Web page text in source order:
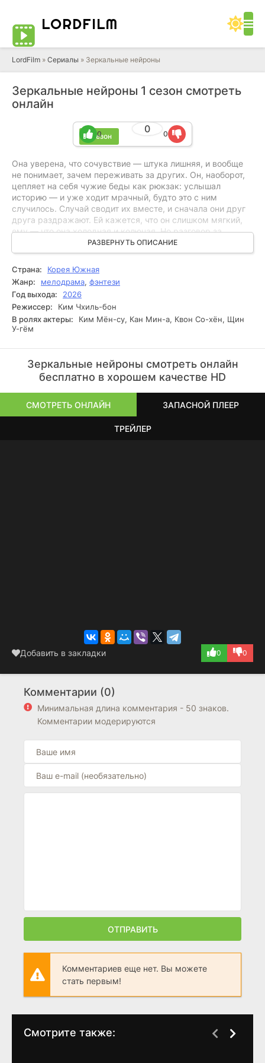
LORDFILM
LordFilm » Сериалы » Зеркальные нейроны
Зеркальные нейроны 1 сезон смотреть
онлайн
1 сезон
0
0 0
Она уверена, что сочувствие — штука лишняя, и вообще
не понимает, зачем переживать за других. Он, наоборот,
цепляет на себя чужие беды как рюкзак: услышал
историю — и уже ходит мрачный, будто это с ним
случилось. Случай сводит их вместе, и сначала они друг
друга раздражают. Ей кажется, что он слишком мягкий,
ему — что она холодная и колючая. Но разговор за
разговором, какие-то мелочи, смешные ситуации… и
внезапно между ними проскакивает искра. Не громкая,
без пафоса. Просто становится приятно быть рядом.
РАЗВЕРНУТЬ ОПИСАНИЕ
Страна:
Корея Южная
Жанр:
мелодрама, фэнтези
Год выхода:
2026
Режиссер:
Ким Чхиль-бон
В ролях актеры:
Ким Мён-су, Кан Мин-а, Квон Со-хён, Щин
У-гём
Зеркальные нейроны смотреть онлайн
бесплатно в хорошем качестве HD
СМОТРЕТЬ ОНЛАЙН ЗАПАСНОЙ ПЛЕЕР
ТРЕЙЛЕР
Добавить в закладки 0 0
Комментарии (0)
Минимальная длина комментария - 50 знаков.
Комментарии модерируются
ОТПРАВИТЬ
Комментариев еще нет. Вы можете
стать первым!
Смотрите также: